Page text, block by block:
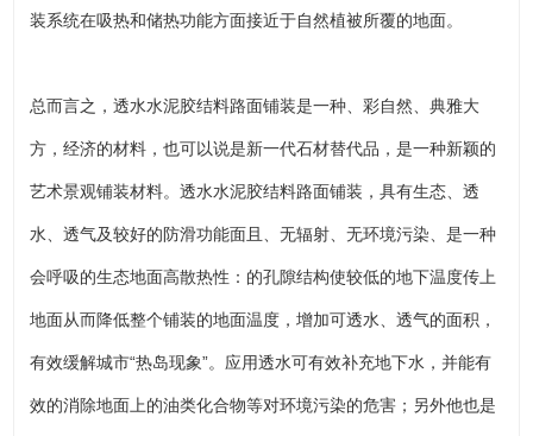
装系统在吸热和储热功能方面接近于自然植被所覆的地面。
总而言之，透水水泥胶结料路面铺装是一种、彩自然、典雅大
方，经济的材料，也可以说是新一代石材替代品，是一种新颖的
艺术景观铺装材料。透水水泥胶结料路面铺装，具有生态、透
水、透气及较好的防滑功能面且、无辐射、无环境污染、是一种
会呼吸的生态地面高散热性：的孔隙结构使较低的地下温度传上
地面从而降低整个铺装的地面温度，增加可透水、透气的面积，
有效缓解城市“热岛现象”。应用透水可有效补充地下水，并能有
效的消除地面上的油类化合物等对环境污染的危害；另外他也是